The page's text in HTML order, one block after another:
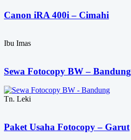
Canon iRA 400i – Cimahi
Ibu Imas
Sewa Fotocopy BW – Bandung
Tn. Leki
Paket Usaha Fotocopy – Garut